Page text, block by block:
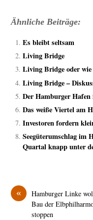
Ähnliche Beiträge:
Es bleibt seltsam
Living Bridge
Living Bridge oder
Living Bridge –
Der Hamburger
Das weiße Viertel am
Investoren fordern
Seegüterumschlag im
Quartal knapp unter
«
Hamburger Linke
Bau der
stoppen